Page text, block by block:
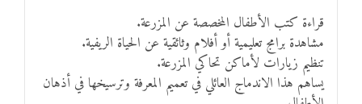
قراءة كتب الأطفال المخصصة عن المزرعة.
مشاهدة برامج تعليمية أو أفلام وثائقية عن الحياة الريفية.
تنظيم زيارات لأماكن تحاكي المزرعة.
يساهم هذا الاندماج العائلي في تعميم المعرفة وترسيخها في أذهان